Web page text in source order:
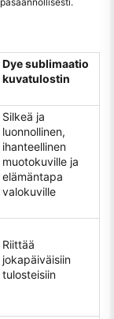
Dye sublimaatio
kuvatulostin
Silkeä ja
luonnollinen,
ihanteellinen
muotokuville ja
elämäntapa
valokuville
Riittää
jokapäiväisiin
tulosteisiin